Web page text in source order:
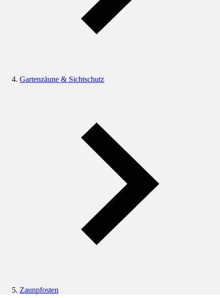
Gartenzäune & Sichtschutz
Zaunpfosten